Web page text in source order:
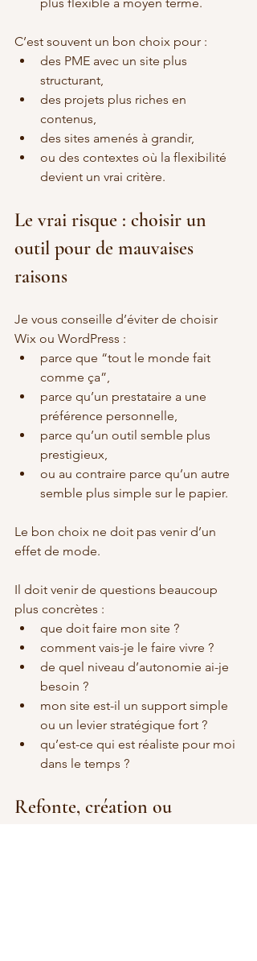
plus flexible à moyen terme.
C’est souvent un bon choix pour :
des PME avec un site plus
structurant,
des projets plus riches en
contenus,
des sites amenés à grandir,
ou des contextes où la flexibilité
devient un vrai critère.
Le vrai risque : choisir un
outil pour de mauvaises
raisons
Je vous conseille d’éviter de choisir
Wix ou WordPress :
parce que “tout le monde fait
comme ça”,
parce qu’un prestataire a une
préférence personnelle,
parce qu’un outil semble plus
prestigieux,
ou au contraire parce qu’un autre
semble plus simple sur le papier.
Le bon choix ne doit pas venir d’un
effet de mode.
Il doit venir de questions beaucoup
plus concrètes :
que doit faire mon site ?
comment vais-je le faire vivre ?
de quel niveau d’autonomie ai-je
besoin ?
mon site est-il un support simple
ou un levier stratégique fort ?
qu’est-ce qui est réaliste pour moi
dans le temps ?
Refonte, création ou